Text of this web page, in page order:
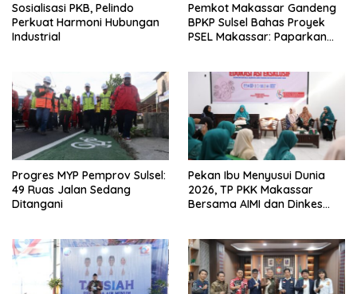
Sosialisasi PKB, Pelindo
Perkuat Harmoni Hubungan
Industrial
Pemkot Makassar Gandeng
BPKP Sulsel Bahas Proyek
PSEL Makassar: Paparkan
Progres MYP Pemprov Sulsel:
49 Ruas Jalan Sedang
Ditangani
Pekan Ibu Menyusui Dunia
2026, TP PKK Makassar
Bersama AIMI dan Dinkes